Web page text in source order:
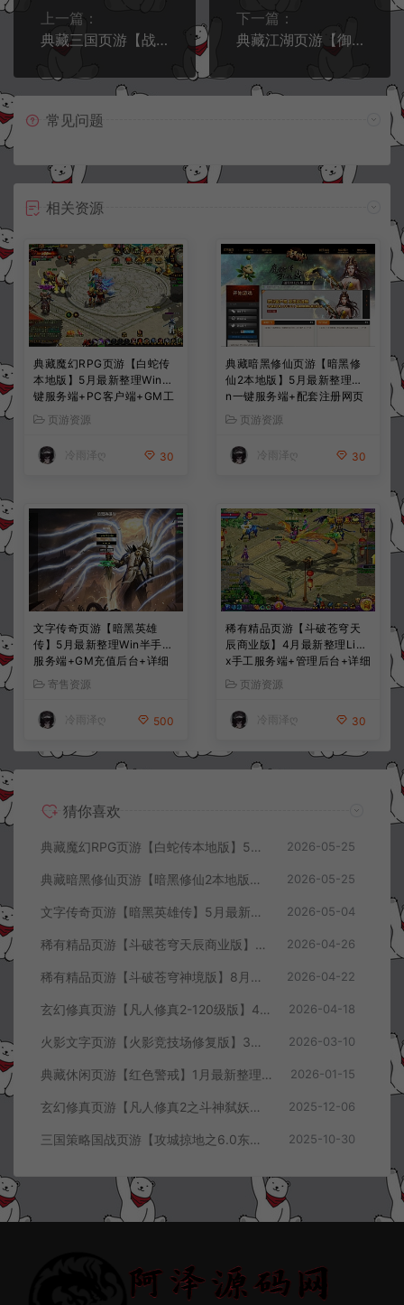
上一篇：
典藏三国页游【战龙三国】1月最新整理Win一键服务端+GM充值后台+详细外网搭建教程
下一篇：
典藏江湖页游【御剑江湖】1月最新整理Win一键服务端+详细外网搭建教程
常见问题
相关资源
典藏魔幻RPG页游【白蛇传
本地版】5月最新整理Win一
键服务端+PC客户端+GM工
具+详细搭建教程
页游资源
冷雨泽ღ 30
典藏暗黑修仙页游【暗黑修
仙2本地版】5月最新整理Wi
n一键服务端+配套注册网页
+GM工具+PC客户端+详细
搭建教程
页游资源
冷雨泽ღ 30
文字传奇页游【暗黑英雄
传】5月最新整理Win半手工
服务端+GM充值后台+详细
搭建教程
寄售资源
冷雨泽ღ 500
稀有精品页游【斗破苍穹天
辰商业版】4月最新整理Linu
x手工服务端+管理后台+详细
外网搭建教程
页游资源
冷雨泽ღ 30
猜你喜欢
典藏魔幻RPG页游【白蛇传本地版】5月最新整理Win一键服务端+PC客户端+GM工具+详细搭建教程 2026-05-25
典藏暗黑修仙页游【暗黑修仙2本地版】5月最新整理Win一键服务端+配套注册网页+GM工具+PC客户端+详细搭建教程 2026-05-25
文字传奇页游【暗黑英雄传】5月最新整理Win半手工服务端+GM充值后台+详细搭建教程 2026-05-04
稀有精品页游【斗破苍穹天辰商业版】4月最新整理Linux手工服务端+管理后台+详细外网搭建教程 2026-04-26
稀有精品页游【斗破苍穹神境版】8月最新整理Linux手工服务端+管理后台+详细外网搭建教程 2026-04-22
玄幻修真页游【凡人修真2-120级版】4月最新整理Win一键服务端+GM工具+详细搭建教程 2026-04-18
火影文字页游【火影竞技场修复版】3月最新整理Linux手工服务端+Win一键服务端+管理后台+详细搭建教程 2026-03-10
典藏休闲页游【红色警戒】1月最新整理Linux手工服务端+Win一键服务端+解压即玩+简易安卓客户端+详细搭建教程 2026-01-15
玄幻修真页游【凡人修真2之斗神弑妖】12月最新整理Win一键服务端+GM工具+详细搭建教程 2025-12-06
三国策略国战页游【攻城掠地之6.0东吴大帝版】10月最新整理Win一键服务端+管理后台+详细外网搭建教程 2025-10-30